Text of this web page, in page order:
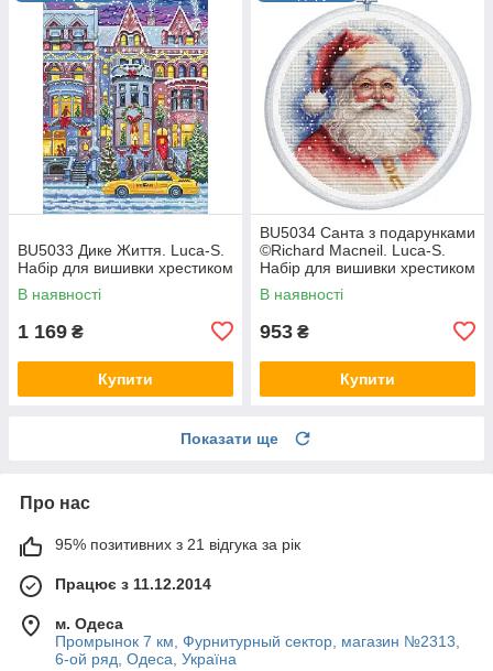
BU5033 Дике Життя. Luca-S.
Набір для вишивки хрестиком
В наявності
1 169 ₴
Купити
BU5034 Санта з подарунками
©Richard Macneil. Luca-S.
Набір для вишивки хрестиком
В наявності
953 ₴
Купити
Показати ще
Про нас
95% позитивних з 21 відгука за рік
Працює з 11.12.2014
м. Одеса
Промрынок 7 км, Фурнитурный сектор, магазин №2313,
6-ой ряд, Одеса, Україна